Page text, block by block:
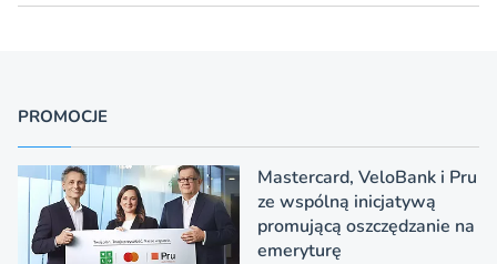
PROMOCJE
Mastercard, VeloBank i Pru
ze wspólną inicjatywą
promującą oszczędzanie na
emeryturę